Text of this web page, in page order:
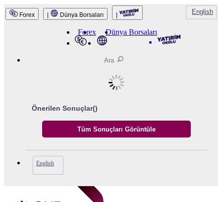
QNB Invest
Forex Dünya Borsaları English
Forex Dünya Borsaları
Önerilen Sonuçlar()
English